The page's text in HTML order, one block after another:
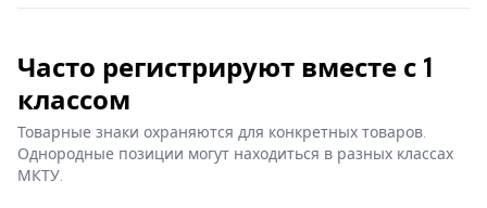
Часто регистрируют вместе с 1
классом
Товарные знаки охраняются для конкретных товаров.
Однородные позиции могут находиться в разных классах
МКТУ.